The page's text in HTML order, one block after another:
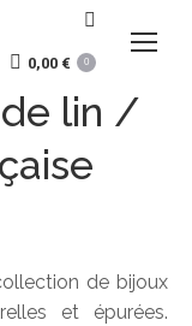
Recherche
:
0,00 € 0
de lin /
de bijoux
et épurées.